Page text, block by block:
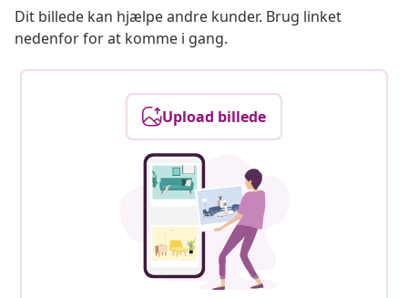
Dit billede kan hjælpe andre kunder. Brug linket
nedenfor for at komme i gang.
Upload billede